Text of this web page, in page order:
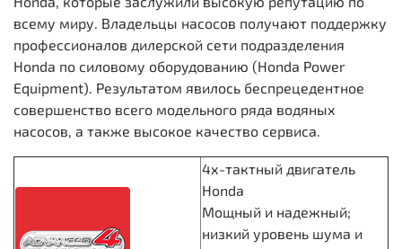
всему миру. Владельцы насосов получают поддержку
профессионалов дилерской сети подразделения
Honda по силовому оборудованию (Honda Power
Equipment). Результатом явилось беспрецедентное
совершенство всего модельного ряда водяных
насосов, а также высокое качество сервиса.
4х-тактный двигатель
Honda
Мощный и надежный;
низкий уровень шума и